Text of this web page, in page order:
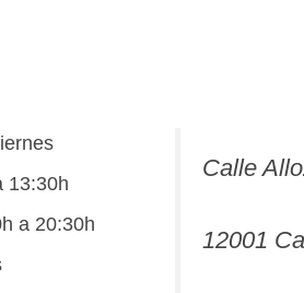
13:30h
a 20:30h
Calle
12001